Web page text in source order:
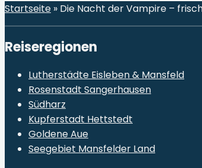
Startseite » Die Nacht der Vampire –
Reiseregionen
Lutherstädte Eisleben & Mansfeld
Rosenstadt Sangerhausen
Südharz
Kupferstadt Hettstedt
Goldene Aue
Seegebiet Mansfelder Land